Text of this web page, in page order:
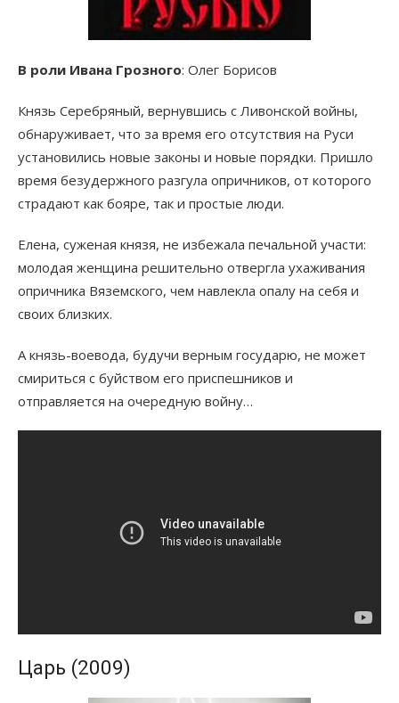
В роли Ивана Грозного: Олег Борисов
Князь Серебряный, вернувшись с Ливонской войны,
обнаруживает, что за время его отсутствия на Руси
установились новые законы и новые порядки. Пришло
время безудержного разгула опричников, от которого
страдают как бояре, так и простые люди.
Елена, суженая князя, не избежала печальной участи:
молодая женщина решительно отвергла ухаживания
опричника Вяземского, чем навлекла опалу на себя и
своих близких.
А князь-воевода, будучи верным государю, не может
смириться с буйством его приспешников и
отправляется на очередную войну…
Царь (2009)